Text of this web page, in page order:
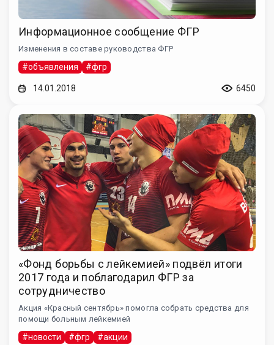
Информационное сообщение ФГР
Изменения в составе руководства ФГР
#объявления #фгр
14.01.2018 6450
«Фонд борьбы с лейкемией» подвёл итоги
2017 года и поблагодарил ФГР за
сотрудничество
Акция «Красный сентябрь» помогла собрать средства для
помощи больным лейкемией
#новости #фгр #акции